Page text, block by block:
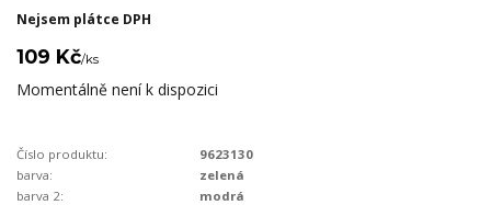
Nejsem plátce DPH
109 Kč/ks
Momentálně není k dispozici
Číslo produktu:
9623130
barva:
zelená
barva 2:
modrá